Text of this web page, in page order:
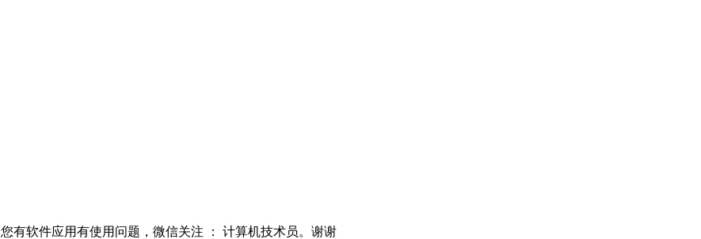
您有软件应用有使用问题，微信关注 ： 计算机技术员。谢谢